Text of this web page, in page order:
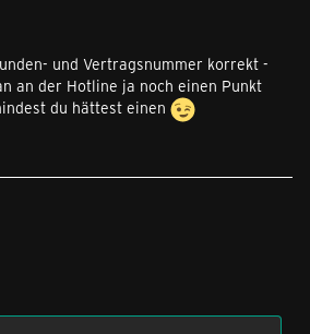
und Vertragsnummer korrekt -
an der Hotline ja noch einen Punkt
du hättest einen